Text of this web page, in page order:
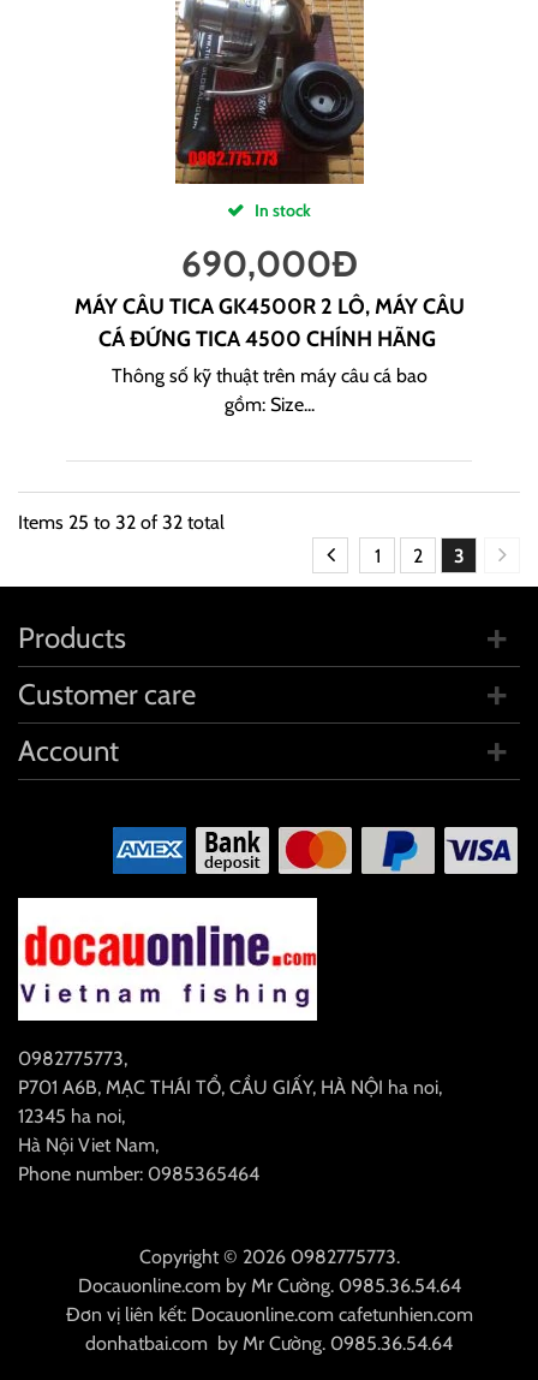
In stock
690,000Đ
MÁY CÂU TICA GK4500R 2 LÔ, MÁY CÂU
CÁ ĐỨNG TICA 4500 CHÍNH HÃNG
Thông số kỹ thuật trên máy câu cá bao
gồm: Size...
Items 25 to 32 of 32 total
1
2 3
0982775773,
P701 A6B, MẠC THÁI TỔ, CẦU GIẤY, HÀ NỘI ha noi,
12345 ha noi,
Hà Nội Viet Nam,
Phone number: 0985365464
Products
Customer care
Account
Copyright © 2026 0982775773.
Docauonline.comby Mr Cường. 0985.36.54.64
Đơn vị liên kết: Docauonline.com cafetunhien.com
donhatbai.com by Mr Cường. 0985.36.54.64